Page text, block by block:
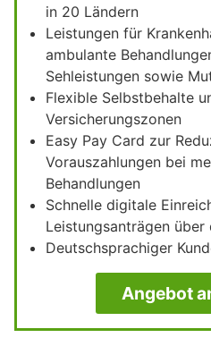
in 20 Ländern
Leistungen für
ambulante
Sehleistungen sowie
Flexible Selbstbehalte
Versicherungszonen
Easy Pay Card zur
Vorauszahlungen bei
Behandlungen
Schnelle digitale
Leistungsanträgen über
Deutschsprachiger
Angebot